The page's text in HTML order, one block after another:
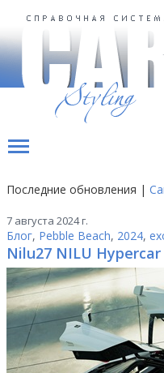
Последние обновления |
7 августа 2024 г.
Блог, Pebble Beach, 2024,
Nilu27 NILU Hypercar